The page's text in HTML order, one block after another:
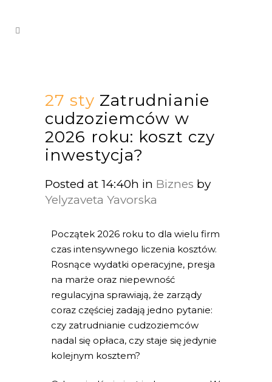
27 sty Zatrudnianie
cudzoziemców w
2026 roku: koszt czy
inwestycja?
Posted at 14:40h in Biznes by
Yelyzaveta Yavorska
Początek 2026 roku to dla wielu firm
czas intensywnego liczenia kosztów.
Rosnące wydatki operacyjne, presja
na marże oraz niepewność
regulacyjna sprawiają, że zarządy
coraz częściej zadają jedno pytanie:
czy zatrudnianie cudzoziemców
nadal się opłaca, czy staje się jedynie
kolejnym kosztem?